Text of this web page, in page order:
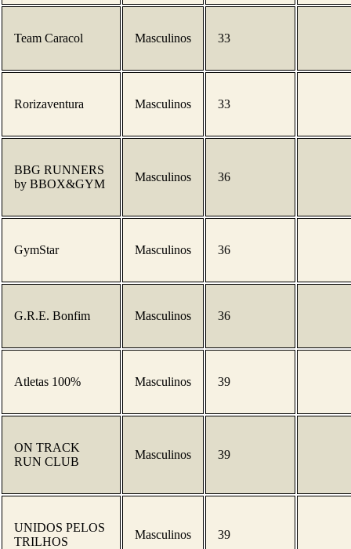
Team Caracol Masculinos 33
Rorizaventura Masculinos 33
BBG RUNNERS
by BBOX&GYM
Masculinos 36
GymStar Masculinos 36
G.R.E. Bonfim Masculinos 36
Atletas 100% Masculinos 39
ON TRACK
RUN CLUB
Masculinos 39
UNIDOS PELOS
TRILHOS
Masculinos 39